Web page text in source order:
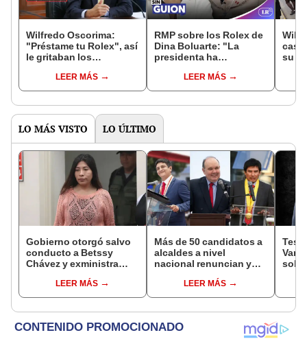
Wilfredo Oscorima:
"Préstame tu Rolex", así
le gritaban los
gobernador de
Ayacucho durante la
obra
LEER MÁS
RMP sobre los Rolex de
Dina Boluarte: "La
presidenta ha
LEER MÁS
su
LO MÁS VISTO LO ÚLTIMO
Gobierno otorgó salvo
conducto a Betssy
Chávez y exministra
madrugadaLEER MÁS
Más de 50 candidatos a
alcaldes a nivel
nacional renuncian y
encubiertaLEER MÁS